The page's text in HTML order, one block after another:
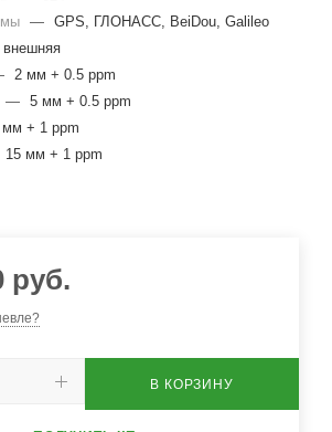
— GPS, ГЛОНАСС, BeiDou, Galileo
внешняя
2 мм + 0.5 ppm
— 5 мм + 0.5 ppm
мм + 1 ppm
15 мм + 1 ppm
руб.
В КОРЗИНУ